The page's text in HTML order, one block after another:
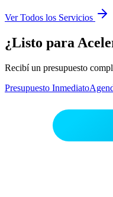
Ver Todos los Servicios
¿Listo para
Recibí un presupuesto
Presupuesto Inmediato